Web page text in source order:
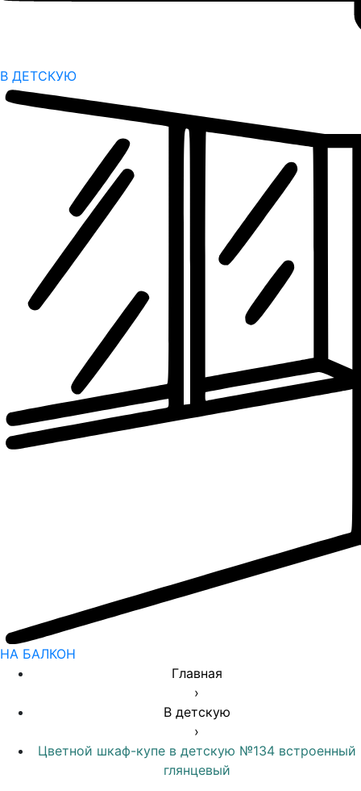
В ДЕТСКУЮ
НА БАЛКОН
Главная
›
В детскую
›
Цветной шкаф-купе в детскую №134 встроенный
глянцевый